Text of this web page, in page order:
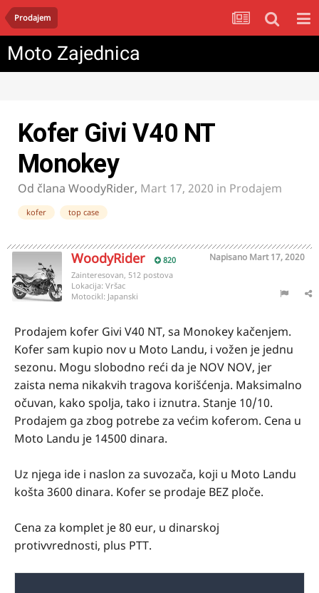
Prodajem
Moto Zajednica
Kofer Givi V40 NT
Monokey
Od člana WoodyRider, Mart 17, 2020 in Prodajem
kofer top case
WoodyRider 820 Napisano Mart 17, 2020
Zainteresovan, 512 postova
Lokacija: Vršac
Motocikl: Japanski
Prodajem kofer Givi V40 NT, sa Monokey kačenjem.
Kofer sam kupio nov u Moto Landu, i vožen je jednu
sezonu. Mogu slobodno reći da je NOV NOV, jer
zaista nema nikakvih tragova korišćenja. Maksimalno
očuvan, kako spolja, tako i iznutra. Stanje 10/10.
Prodajem ga zbog potrebe za većim koferom. Cena u
Moto Landu je 14500 dinara.
Uz njega ide i naslon za suvozača, koji u Moto Landu
košta 3600 dinara. Kofer se prodaje BEZ ploče.
Cena za komplet je 80 eur, u dinarskoj
protivvrednosti, plus PTT.